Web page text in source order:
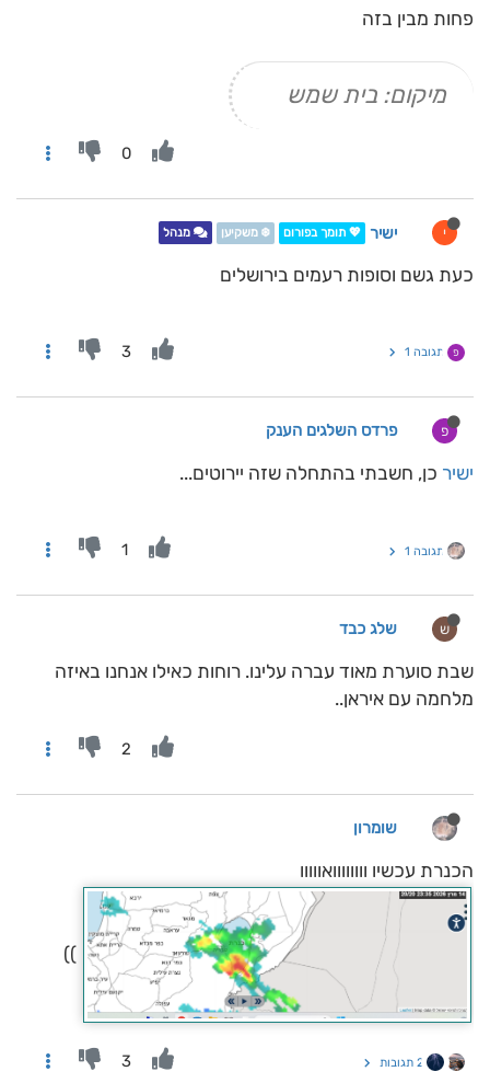
פחות מבין בזה
מיקום: בית שמש
0
י ישיר 💖 תומך בפורום ❄️ משקיען מנהל
כעת גשם וסופות רעמים בירושלים
פ תגובה 1 3
פ פרדס השלגים הענק
ישיר כן, חשבתי בהתחלה שזה יירוטים...
תגובה 1 1
ש שלג כבד
שבת סוערת מאוד עברה עלינו. רוחות כאילו אנחנו באיזה
מלחמה עם איראן..
2
שומרון
הכנרת עכשיו וווווווואווווו
))
2 תגובות 3